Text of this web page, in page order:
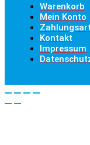
Warenkorb
Mein Konto
Kontakt
Impressum